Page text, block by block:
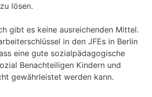
lösen.
gibt es keine ausreichenden Mittel.
in den JFEs in Berlin
eine gute sozialpädagogische
Benachteiligen Kindern und
gewährleistet werden kann.